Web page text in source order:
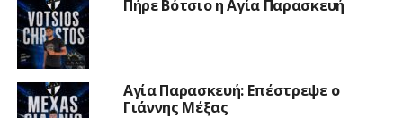
Πήρε Βότσιο η Αγία Παρασκευή
Αγία Παρασκευή: Επέστρεψε ο
Γιάννης Μέξας